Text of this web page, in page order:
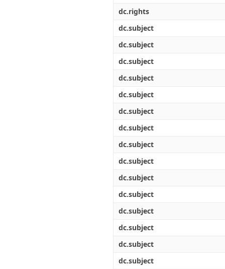
dc.rights
dc.subject
dc.subject
dc.subject
dc.subject
dc.subject
dc.subject
dc.subject
dc.subject
dc.subject
dc.subject
dc.subject
dc.subject
dc.subject
dc.subject
dc.subject